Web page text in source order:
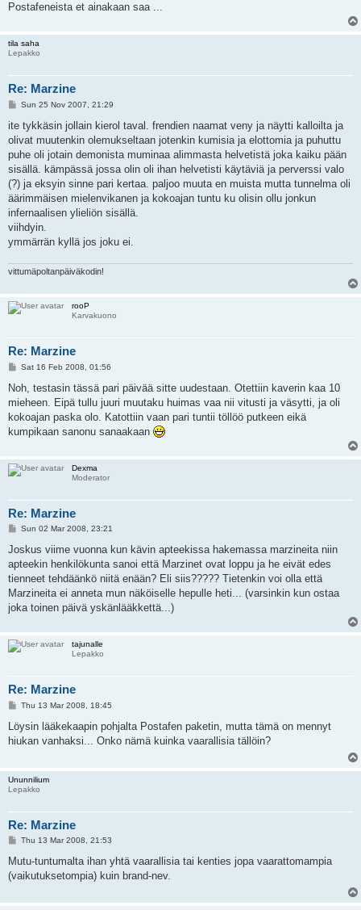
Postafeneista et ainakaan saa ...
tila saha
Lepakko
Re: Marzine
P
s
Sun 25 Nov 2007, 21:29
ite tykkäsin jollain kierol taval. frendien naamat veny ja näytti kalloilta ja
olivat muutenkin olemukseltaan jotenkin kumisia ja elottomia ja puhuttu
puhe oli jotain demonista muminaa alimmasta helvetistä joka kaiku pään
sisällä. kämpässä jossa olin oli ihan helvetisti käytäviä ja perverssi valo
(?) ja eksyin sinne pari kertaa. paljoo muuta en muista mutta tunnelma oli
äärimmäisen mielenvikanen ja kokoajan tuntu ku olisin ollu jonkun
infernaalisen ylieliön sisällä.
viihdyin.
ymmärrän kyllä jos joku ei.
vittumäpoltanpäiväkodin!
rooP
Karvakuono
Re: Marzine
P
s
Sat 16 Feb 2008, 01:56
Noh, testasin tässä pari päivää sitte uudestaan. Otettiin kaverin kaa 10
mieheen. Eipä tullu juuri muutaku huimas vaa nii vitusti ja väsytti, ja oli
kokoajan paska olo. Katottiin vaan pari tuntii töllöö putkeen eikä
kumpikaan sanonu sanaakaan
Dexma
Moderator
Re: Marzine
P
s
Sun 02 Mar 2008, 23:21
Joskus viime vuonna kun kävin apteekissa hakemassa marzineita niin
apteekin henkilökunta sanoi että Marzinet ovat loppu ja he eivät edes
tienneet tehdäänkö niitä enään? Eli siis????? Tietenkin voi olla että
Marzineita ei anneta mun näköiselle hepulle heti... (varsinkin kun ostaa
joka toinen päivä yskänlääkkettä...)
tajunalle
Lepakko
Re: Marzine
P
s
t
Thu 13 Mar 2008, 18:45
Löysin lääkekaapin pohjalta Postafen paketin, mutta tämä on mennyt
hiukan vanhaksi... Onko nämä kuinka vaarallisia tällöin?
Ununnilium
Lepakko
Re: Marzine
P
s
Thu 13 Mar 2008, 21:53
Mutu-tuntumalta ihan yhtä vaarallisia tai kenties jopa vaarattomampia
(vaikutuksetompia) kuin brand-nev.